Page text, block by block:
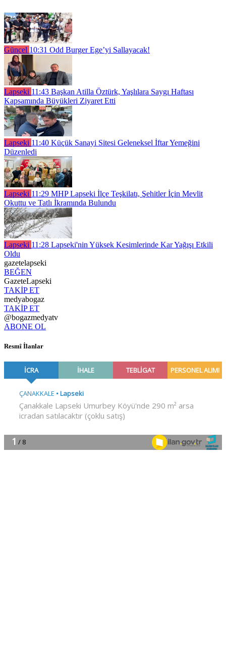
Güncel 10:31 Odd Burger Ege’yi Sallayacak!
Lapseki 11:43 Başkan Atilla Öztürk, Yaşlılara Saygı Haftası
Kapsamında Büyükleri Ziyaret Etti
Lapseki 11:40 Küçük Sanayi Sitesi Geleneksel İftar Yemeğini
Düzenledi
Lapseki 11:29 MHP Lapseki İlçe Teşkilatı, Şehitler İçin Mevlit
Okuttu ve Tatlı İkramında Bulundu
Lapseki 11:28 Lapseki'nin Yüksek Kesimlerinde Kar Yağışı Etkili
Oldu
gazetelapseki
BEĞEN
GazeteLapseki
TAKİP ET
medyabogaz
TAKİP ET
@bogazmedyatv
ABONE OL
Resmî İlanlar